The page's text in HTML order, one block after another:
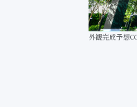
外観完成予想